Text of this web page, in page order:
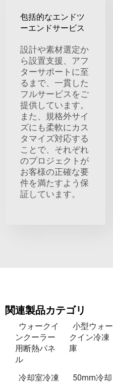
包括的なエンドツ
ーエンドサービス
設計や素材選定か
ら設置支援、アフ
ターサポートに至
るまで、一貫した
フルサービスをご
提供しています。
また、規格外サイ
ズにも柔軟にカス
タマイズ対応する
ことで、それぞれ
のプロジェクトが
お客様の正確な要
件を満たすよう保
証しています。
関連製品カテゴリ
ウォークイ
ンクーラー
用断熱パネ
ル
小型ウォー
クイン冷凍
庫
冷却室冷凍
50mm冷却